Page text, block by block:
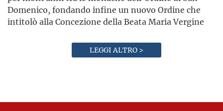
Domenico, fondando infine un nuovo Ordine che
intitolò alla Concezione della Beata Maria Vergine
LEGGI ALTRO >